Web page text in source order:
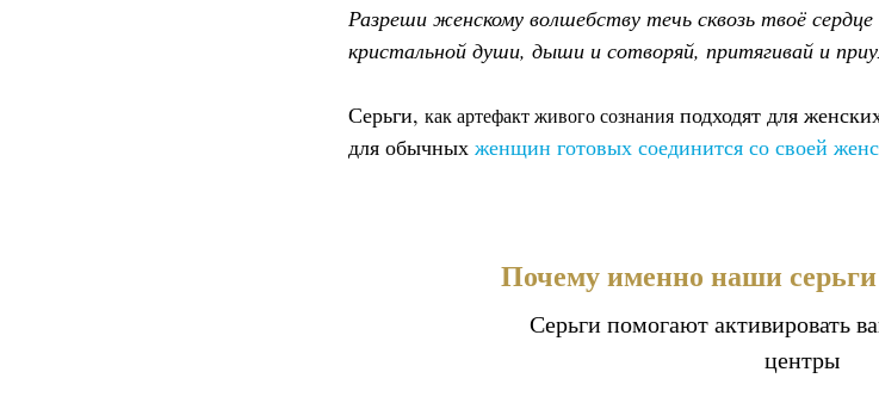
Разреши женскому волшебству течь сквозь твоё
кристальной души, дыши и сотворяй, притягивай и
Серьги, как артефакт живого сознания подходят для
для обычных женщин готовых соединится со своей
Почему именно наши
Серьги помогают активировать
центры